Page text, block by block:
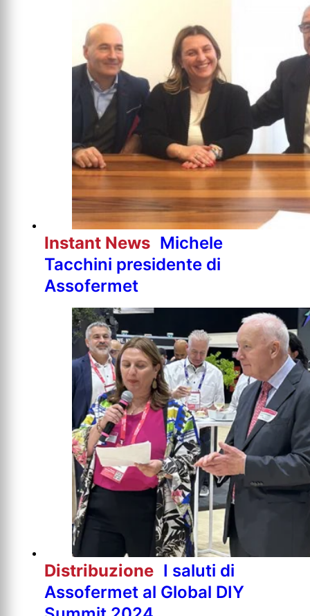
Instant News Michele
Tacchini presidente di
Assofermet
Distribuzione I saluti di
Assofermet al Global DIY